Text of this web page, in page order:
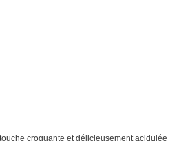
croquante et délicieusement acidulée